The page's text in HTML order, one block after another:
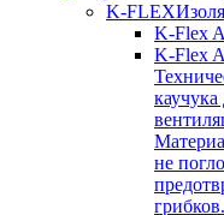
K-FLEX
K-Flex
K-Flex
не